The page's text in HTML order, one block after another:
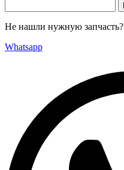
Не нашли нужную запчасть?
Whatsapp